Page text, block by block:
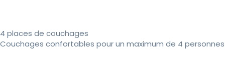
4 places de couchages
Couchages confortables pour un maximum de 4 personnes